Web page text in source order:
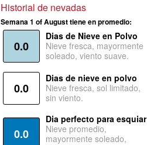
Historial de nevadas
Semana 1 of August tiene en promedio:
0.0
Dias de Nieve en Polvo
Nieve fresca, mayormente
soleado, viento suave.
0.0
Dias de nieve en polvo
Nieve fresca, sol limitado,
sin viento.
0.0
Dia perfecto para esquiar
Nieve promedio,
mayormente soleado,